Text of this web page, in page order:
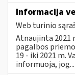
Informacija
Web turinio
Atnaujinta 2021
pagalbos
19 - iki 2021 m.
informuoja, jog...